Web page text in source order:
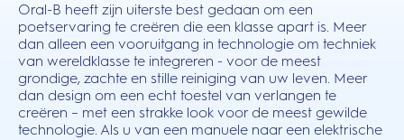
Oral-B heeft zijn uiterste best gedaan om een
poetservaring te creëren die een klasse apart is. Meer
dan alleen een vooruitgang in technologie om techniek
van wereldklasse te integreren - voor de meest
grondige, zachte en stille reiniging van uw leven. Meer
dan design om een echt toestel van verlangen te
creëren – met een strakke look voor de meest gewilde
technologie. Als u van een manuele naar een elektrische